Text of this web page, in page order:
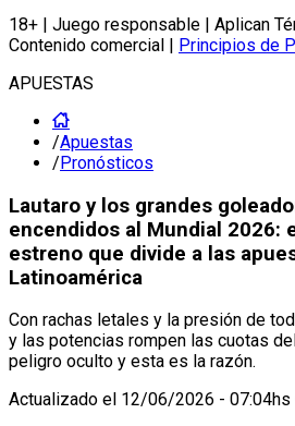
18+ | Juego responsable | Aplican
Contenido comercial | Principios de
APUESTAS
/Apuestas
/Pronósticos
Lautaro y los grandes
encendidos al Mundial 2026:
estreno que divide a las
Latinoamérica
Con rachas letales y la presión de
y las potencias rompen las cuotas
peligro oculto y esta es la razón.
Actualizado el 12/06/2026 - 07:04hs